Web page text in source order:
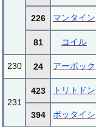
226 マンタイン
81 コイル
230 24 アーボック
231
423 トリトドン
394 ポッタイシ